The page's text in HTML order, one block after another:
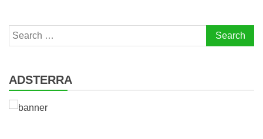
Search
for:
ADSTERRA